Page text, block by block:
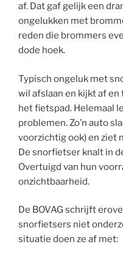
af. Dat gaf gelijk een
ongelukken met
reden die brommers
dode hoek.
Typisch ongeluk met
wil afslaan en kijkt af
het fietspad. Helemaal
problemen. Zo’n auto
voorzichtig ook) en ziet
De snorfietser knalt in
Overtuigd van hun
onzichtbaarheid.
De BOVAG schrijft
snorfietsers niet
situatie doen ze af met: